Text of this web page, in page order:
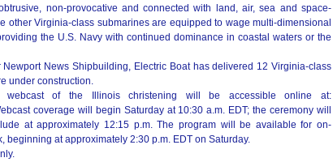
non-provocative and connected with land, air, sea and space-
other Virginia-class submarines are equipped to wage multi-dimensional
the U.S. Navy with continued dominance in coastal waters or the
Newport News Shipbuilding, Electric Boat has delivered 12 Virginia-class
under construction.
of the Illinois christening will be accessible online at:
coverage will begin Saturday at 10:30 a.m. EDT; the ceremony will
at approximately 12:15 p.m. The program will be available for on-
beginning at approximately 2:30 p.m. EDT on Saturday.